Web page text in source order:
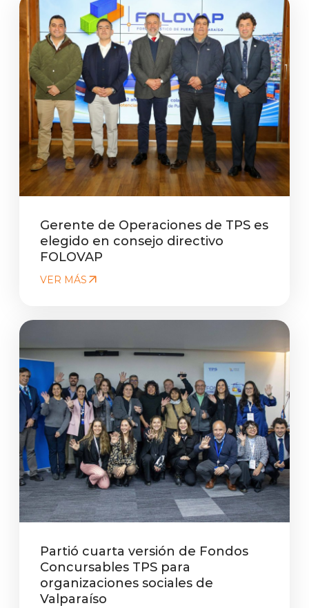
Gerente de Operaciones de TPS es
elegido en consejo directivo
FOLOVAP
VER MÁS
Partió cuarta versión de Fondos
Concursables TPS para
organizaciones sociales de
Valparaíso